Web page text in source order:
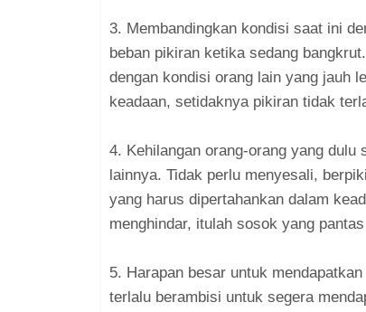
3. Membandingkan kondisi saat ini
beban pikiran ketika sedang
dengan kondisi orang lain yang jauh
keadaan, setidaknya pikiran tidak
4. Kehilangan orang-orang yang dulu
lainnya. Tidak perlu menyesali,
yang harus dipertahankan dalam
menghindar, itulah sosok yang
5. Harapan besar untuk
terlalu berambisi untuk segera